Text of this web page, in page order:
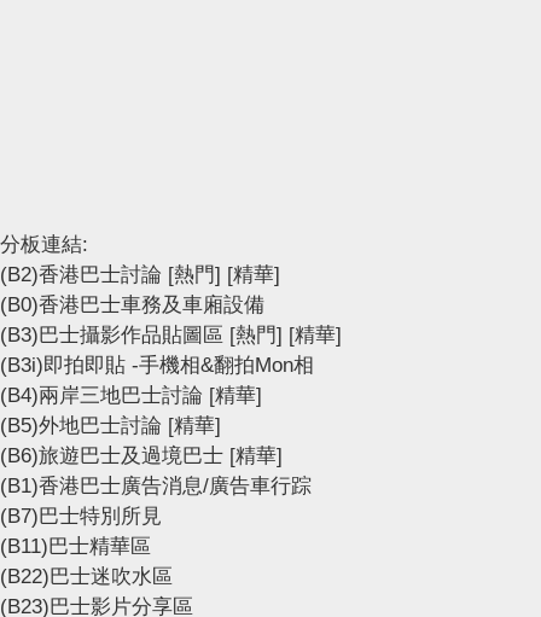
分板連結:
(B2)香港巴士討論 [熱門] [精華]
(B0)香港巴士車務及車廂設備
(B3)巴士攝影作品貼圖區 [熱門] [精華]
(B3i)即拍即貼 -手機相&翻拍Mon相
(B4)兩岸三地巴士討論 [精華]
(B5)外地巴士討論 [精華]
(B6)旅遊巴士及過境巴士 [精華]
(B1)香港巴士廣告消息/廣告車行踪
(B7)巴士特別所見
(B11)巴士精華區
(B22)巴士迷吹水區
(B23)巴士影片分享區